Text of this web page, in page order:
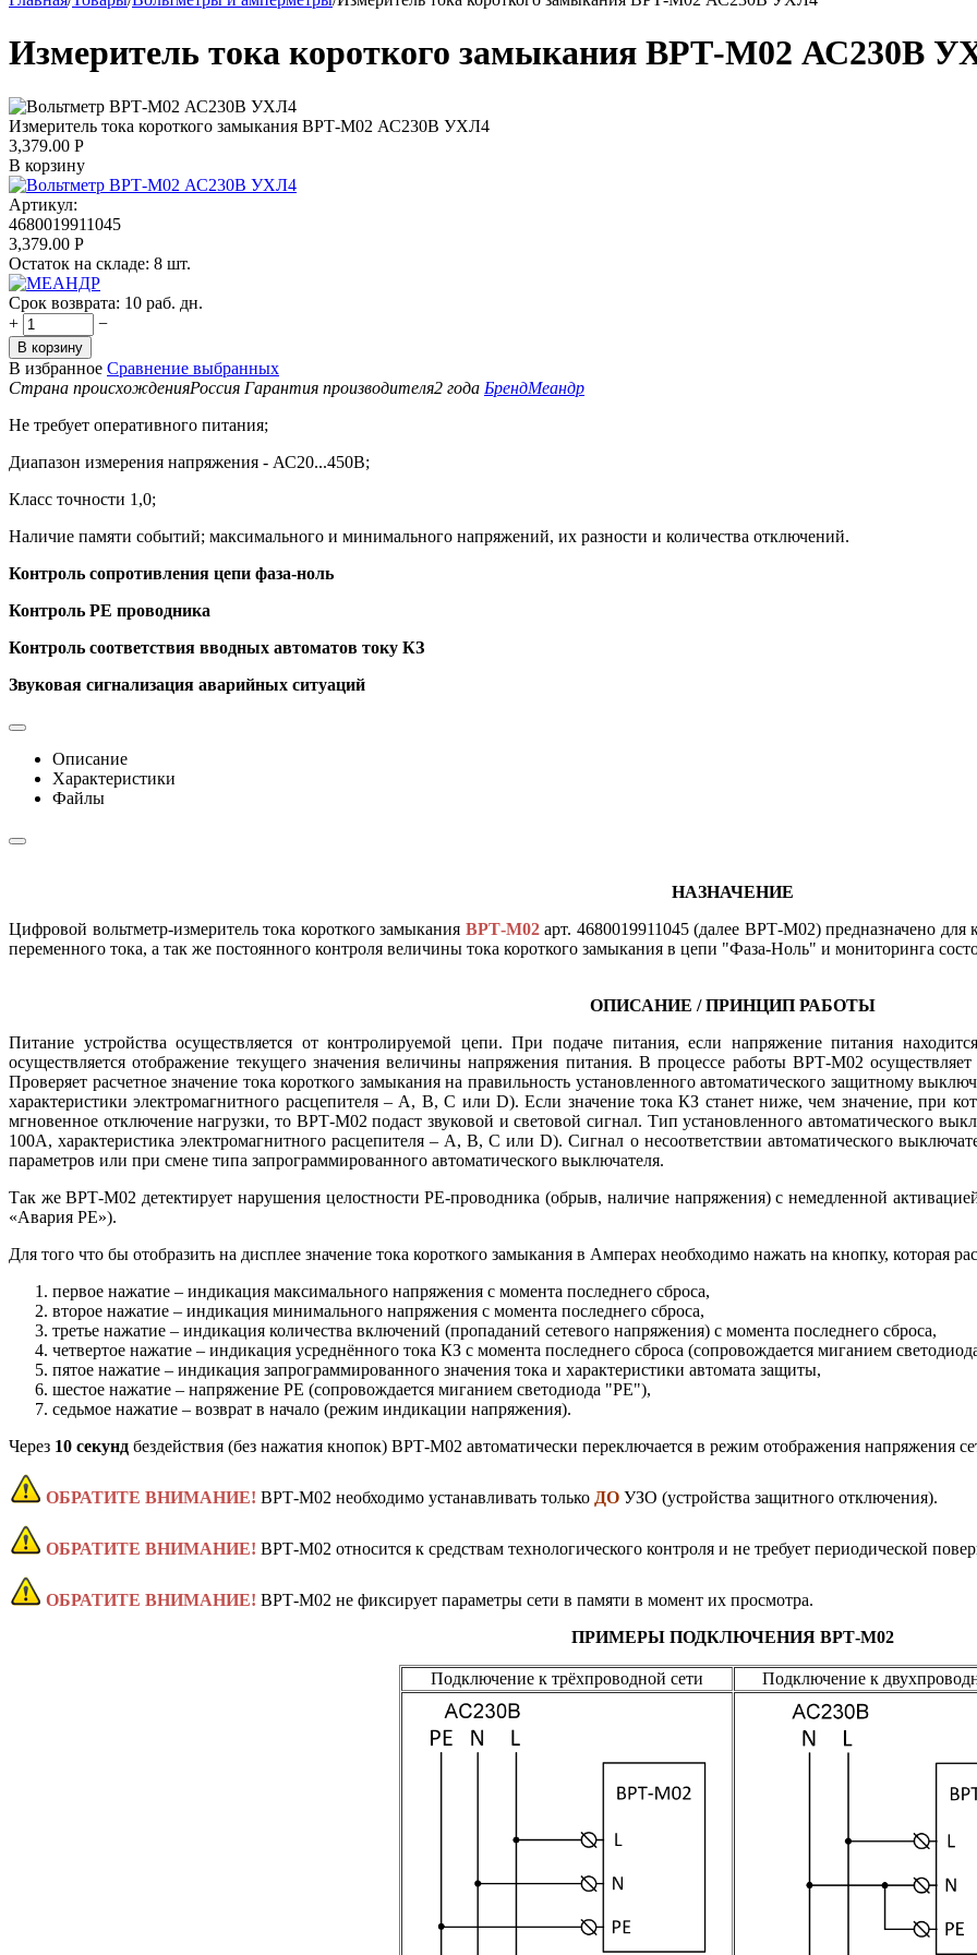
Измеритель тока короткого замыкания ВРТ-М02 АС230В
Измеритель тока короткого замыкания ВРТ-М02 АС230В УХЛ4
3,379.00 Р
В корзину
Артикул:
4680019911045
3,379.00 Р
Остаток на складе: 8 шт.
Срок возврата: 10 раб. дн.
+
−
В корзину
В избранное Сравнение выбранных
Страна происхожденияРоссия Гарантия производителя2 года БрендМеандр
Не требует оперативного питания;
Диапазон измерения напряжения - АС20...450В;
Класс точности 1,0;
Наличие памяти событий; максимального и минимального напряжений, их разности и количества отключений.
Контроль сопротивления цепи фаза-ноль
Контроль PE проводника
Контроль соответствия вводных автоматов току КЗ
Звуковая сигнализация аварийных ситуаций
Описание
Характеристики
Файлы
НАЗНАЧЕНИЕ
Цифровой вольтметр-измеритель тока короткого замыкания ВРТ-М02арт. 4680019911045 (далее ВРТ-М02) предназначено для
переменного тока, а так же постоянного контроля величины тока короткого замыкания в цепи "Фаза-Ноль" и мониторинга
ОПИСАНИЕ / ПРИНЦИП РАБОТЫ
Питание устройства осуществляется от контролируемой цепи. При подаче питания, если напряжение питания
осуществляется отображение текущего значения величины напряжения питания. В процессе работы ВРТ-М02
Проверяет расчетное значение тока короткого замыкания на правильность установленного автоматического защитному
характеристики электромагнитного расцепителя – А, В, С или D). Если значение тока КЗ станет ниже, чем значение, при
мгновенное отключение нагрузки, то ВРТ-М02 подаст звуковой и световой сигнал. Тип установленного автоматического
100А, характеристика электромагнитного расцепителя – А, В, С или D). Сигнал о несоответствии автоматического
параметров или при смене типа запрограммированного автоматического выключателя.
Так же ВРТ-М02 детектирует нарушения целостности PE-проводника (обрыв, наличие напряжения) с немедленной
«Авария РЕ»).
Для того что бы отобразить на дисплее значение тока короткого замыкания в Амперах необходимо нажать на кнопку, которая
первое нажатие – индикация максимального напряжения с момента последнего сброса,
второе нажатие – индикация минимального напряжения с момента последнего сброса,
третье нажатие – индикация количества включений (пропаданий сетевого напряжения) с момента последнего сброса,
четвертое нажатие – индикация усреднённого тока КЗ с момента последнего сброса (сопровождается миганием
пятое нажатие – индикация запрограммированного значения тока и характеристики автомата защиты,
шестое нажатие – напряжение PE (сопровождается миганием светодиода "РЕ"),
седьмое нажатие – возврат в начало (режим индикации напряжения).
Через 10 секунд бездействия (без нажатия кнопок) ВРТ-М02 автоматически переключается в режим отображения напряжения
ОБРАТИТЕ ВНИМАНИЕ! ВРТ-М02 необходимо устанавливать только ДО УЗО (устройства защитного отключения).
ОБРАТИТЕ ВНИМАНИЕ! ВРТ-М02 относится к средствам технологического контроля и не требует периодической
ОБРАТИТЕ ВНИМАНИЕ! ВРТ-М02 не фиксирует параметры сети в памяти в момент их просмотра.
ПРИМЕРЫ ПОДКЛЮЧЕНИЯ ВРТ-М02
Подключение к трёхпроводной сети Подключение к